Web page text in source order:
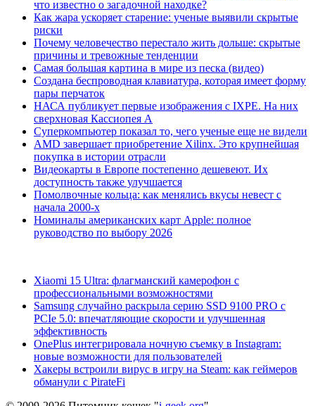
что известно о загадочной находке?
Как жара ускоряет старение: ученые выявили скрытые
риски
Почему человечество перестало жить дольше: скрытые
причины и тревожные тенденции
Самая большая картина в мире из песка (видео)
Создана беспроводная клавиатура, которая имеет форму
пары перчаток
НАСА публикует первые изображения с IXPE. На них
сверхновая Кассиопея А
Суперкомпьютер показал то, чего ученые еще не видели
AMD завершает приобретение Xilinx. Это крупнейшая
покупка в истории отрасли
Видеокарты в Европе постепенно дешевеют. Их
доступность также улучшается
Помолвочные кольца: как менялись вкусы невест с
начала 2000-х
Номиналы американских карт Apple: полное
руководство по выбору 2026
Xiaomi 15 Ultra: флагманский камерофон с
профессиональными возможностями
Samsung случайно раскрыла серию SSD 9100 PRO с
PCIe 5.0: впечатляющие скорости и улучшенная
эффективность
OnePlus интегрировала ночную съемку в Instagram:
новые возможности для пользователей
Хакеры встроили вирус в игру на Steam: как геймеров
обманули с PirateFi